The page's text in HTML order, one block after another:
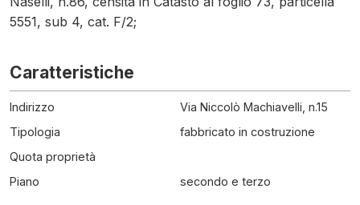
5551, sub 4, cat. F/2;
Caratteristiche
Indirizzo
Via Niccolò Machiavelli, n.15
Tipologia
fabbricato in costruzione
Quota proprietà
Piano
secondo e terzo